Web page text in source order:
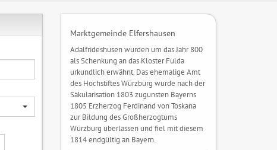
Marktgemeinde Elfershausen
Adalfrideshusen wurden um das Jahr 800
als Schenkung an das Kloster Fulda
urkundlich erwähnt. Das ehemalige Amt
des Hochstiftes Würzburg wurde nach der
Säkularisation 1803 zugunsten Bayerns
1805 Erzherzog Ferdinand von Toskana
zur Bildung des Großherzogtums
Würzburg überlassen und fiel mit diesem
1814 endgültig an Bayern.